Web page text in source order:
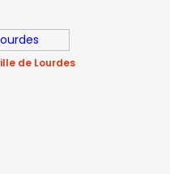
de Lourdes